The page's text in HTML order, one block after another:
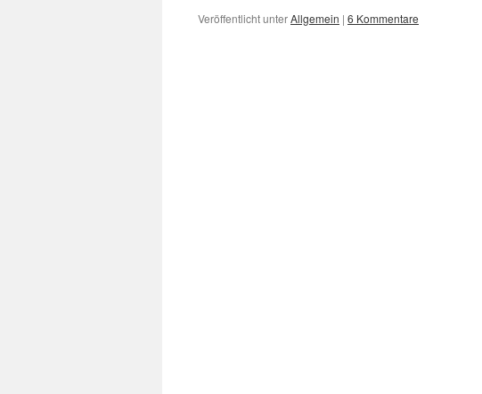
Veröffentlicht unterAllgemein | 6 Kommentare